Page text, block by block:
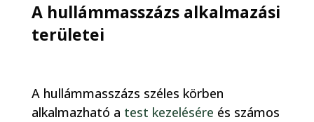
A hullámmasszázs alkalmazási
területei
A hullámmasszázs széles körben
alkalmazható a test kezelésére és számos